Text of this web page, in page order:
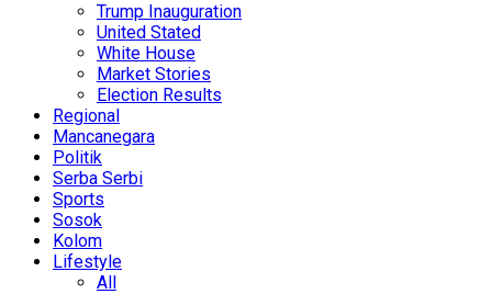
Trump Inauguration
United Stated
White House
Market Stories
Election Results
Regional
Mancanegara
Politik
Serba Serbi
Sports
Sosok
Kolom
Lifestyle
All